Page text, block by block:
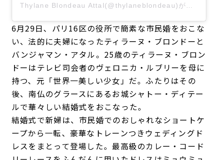
Thylane Blondeau Attal(@thylaneblondeau)がシェアした投稿
6月29日、パリ16区の役所で簡素な市民婚をおこな
い、法的に夫婦になったティラーヌ・ブロンドーと
バンジャマン・アタル。25歳のティラーヌ・ブロン
ドーはテレビ司会者のヴェロニカ・ルブリーを母に
持つ、元「世界一美しい少女」だ。ふたりはその
後、南仏のグラースにあるお城シャトー・ディテー
ルで華々しい結婚式をおこなった。
結婚式で新婦は、市民婚でのおしゃれなショートケ
ープから一転、豪華なトレーンつきウェディングド
レスをまとって登場した。最高級のカレー・コード